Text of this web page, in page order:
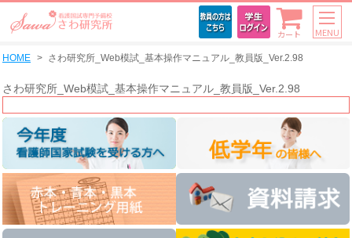
カート MENU
HOME さわ研究所_Web模試_基本操作マニュアル_教員版_Ver.2.98
さわ研究所_Web模試_基本操作マニュアル_教員版_Ver.2.98